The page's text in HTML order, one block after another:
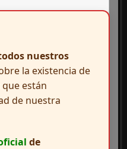
la existencia de
que están
de nuestra
de